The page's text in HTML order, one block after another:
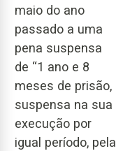
maio do ano
passado a uma
pena suspensa
de “1 ano e 8
meses de prisão,
suspensa na sua
execução por
igual período, pela